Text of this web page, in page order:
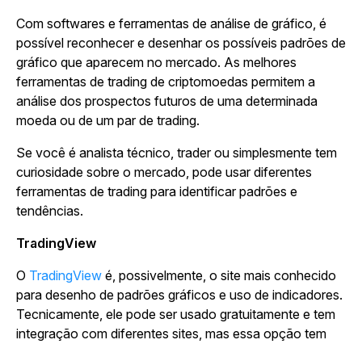
Com softwares e ferramentas de análise de gráfico, é
possível reconhecer e desenhar os possíveis padrões de
gráfico que aparecem no mercado. As melhores
ferramentas de trading de criptomoedas permitem a
análise dos prospectos futuros de uma determinada
moeda ou de um par de trading.
Se você é analista técnico, trader ou simplesmente tem
curiosidade sobre o mercado, pode usar diferentes
ferramentas de trading para identificar padrões e
tendências.
TradingView
O TradingView é, possivelmente, o site mais conhecido
para desenho de padrões gráficos e uso de indicadores.
Tecnicamente, ele pode ser usado gratuitamente e tem
integração com diferentes sites, mas essa opção tem